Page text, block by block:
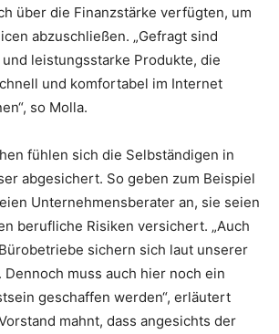
über die Finanzstärke verfügten, um
abzuschließen. „Gefragt sind
leistungsstarke Produkte, die
und komfortabel im Internet
so Molla.
fühlen sich die Selbständigen in
abgesichert. So geben zum Beispiel
Unternehmensberater an, sie seien
berufliche Risiken versichert. „Auch
sichern sich laut unserer
Dennoch muss auch hier noch ein
geschaffen werden“, erläutert
mahnt, dass angesichts der